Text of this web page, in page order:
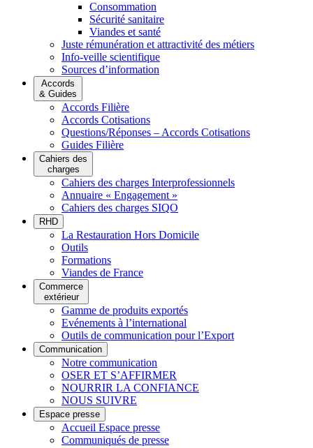
Consommation
Sécurité sanitaire
Viandes et santé
Juste rémunération et attractivité des métiers
Info-veille scientifique
Sources d’information
Accords
& Guides
Accords Filière
Accords Cotisations
Questions/Réponses – Accords Cotisations
Guides Filière
Cahiers des
charges
Cahiers des charges Interprofessionnels
Annuaire « Engagement »
Cahiers des charges SIQO
RHD
La Restauration Hors Domicile
Outils
Formations
Viandes de France
Commerce
extérieur
Gamme de produits exportés
Evénements à l’international
Outils de communication pour l’Export
Communication
Notre communication
OSER ET S’AFFIRMER
NOURRIR LA CONFIANCE
NOUS SUIVRE
Espace presse
Accueil Espace presse
Communiqués de presse